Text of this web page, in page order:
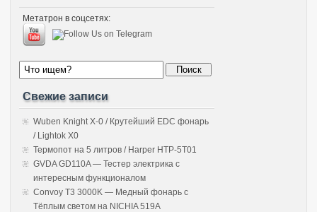
Метатрон в соцсетях:
Свежие записи
Wuben Knight X-0 / Крутейший EDC фонарь
/ Lightok X0
Термопот на 5 литров / Harper HTP-5T01
GVDA GD110A — Тестер электрика с
интересным функционалом
Convoy T3 3000K — Медный фонарь с
Тёплым светом на NICHIA 519A